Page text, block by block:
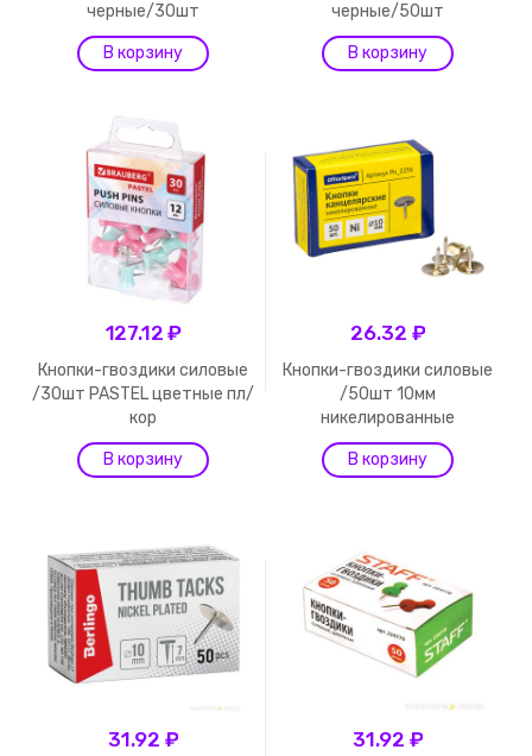
черные/30шт
черные/50шт
127.12 ₽
Кнопки-гвоздики силовые
/30шт PASTEL цветные пл/
кор
26.32 ₽
Кнопки-гвоздики силовые
/50шт 10мм
никелированные
31.92 ₽ 31.92 ₽